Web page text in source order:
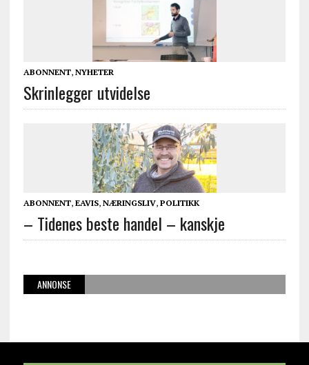
ABONNENT, NYHETER
Skrinlegger utvidelse
ABONNENT, EAVIS, NÆRINGSLIV, POLITIKK
– Tidenes beste handel – kanskje
ANNONSE